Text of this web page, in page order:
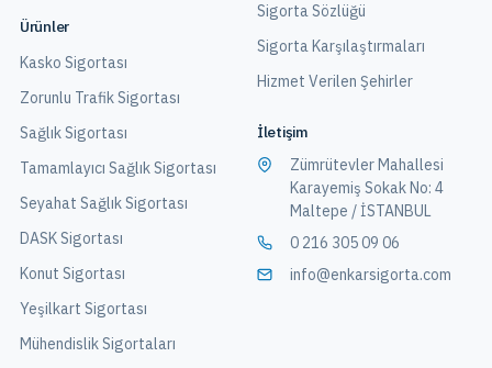
Ürünler
Kasko Sigortası
Zorunlu Trafik Sigortası
Sağlık Sigortası
Tamamlayıcı Sağlık Sigortası
Seyahat Sağlık Sigortası
DASK Sigortası
Konut Sigortası
Yeşilkart Sigortası
Mühendislik Sigortaları
Sigorta Sözlüğü
Sigorta Karşılaştırmaları
Hizmet Verilen Şehirler
İletişim
Zümrütevler Mahallesi
Karayemiş Sokak No: 4
Maltepe / İSTANBUL
0 216 305 09 06
info@enkarsigorta.com